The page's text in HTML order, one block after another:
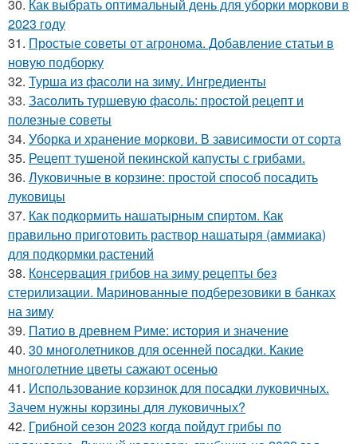
30. Как выбрать оптимальный день для уборки моркови в
2023 году
31. Простые советы от агронома. Добавление статьи в
новую подборку
32. Турша из фасоли на зиму. Ингредиенты
33. Засолить туршевую фасоль: простой рецепт и
полезные советы
34. Уборка и хранение моркови. В зависимости от сорта
35. Рецепт тушеной пекинской капусты с грибами.
36. Луковичные в корзине: простой способ посадить
луковицы
37. Как подкормить нашатырным спиртом. Как
правильно приготовить раствор нашатыря (аммиака)
для подкормки растений
38. Консервация грибов на зиму рецепты без
стерилизации. Маринованные подберезовики в банках
на зиму
39. Патио в древнем Риме: история и значение
40. 30 многолетников для осенней посадки. Какие
многолетние цветы сажают осенью
41. Использование корзинок для посадки луковичных.
Зачем нужны корзины для луковичных?
42. Грибной сезон 2023 когда пойдут грибы по